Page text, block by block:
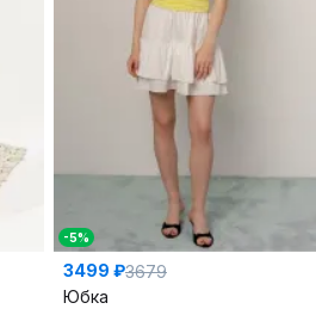
-5%
3499 ₽3679
Юбка